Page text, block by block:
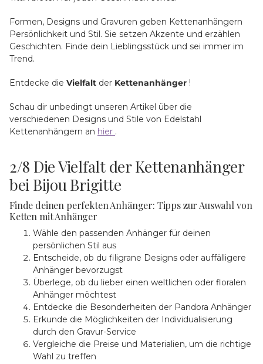
Formen, Designs und Gravuren geben Kettenanhängern
Persönlichkeit und Stil. Sie setzen Akzente und erzählen
Geschichten. Finde dein Lieblingsstück und sei immer im
Trend.
Entdecke die Vielfalt der Kettenanhänger !
Schau dir unbedingt unseren Artikel über die
verschiedenen Designs und Stile von Edelstahl
Kettenanhängern an hier .
2/8 Die Vielfalt der Kettenanhänger
bei Bijou Brigitte
Finde deinen perfekten Anhänger: Tipps zur Auswahl von
Ketten mit Anhänger
Wähle den passenden Anhänger für deinen
persönlichen Stil aus
Entscheide, ob du filigrane Designs oder auffälligere
Anhänger bevorzugst
Überlege, ob du lieber einen weltlichen oder floralen
Anhänger möchtest
Entdecke die Besonderheiten der Pandora Anhänger
Erkunde die Möglichkeiten der Individualisierung
durch den Gravur-Service
Vergleiche die Preise und Materialien, um die richtige
Wahl zu treffen